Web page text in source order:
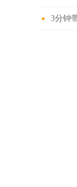
性进展
3分钟